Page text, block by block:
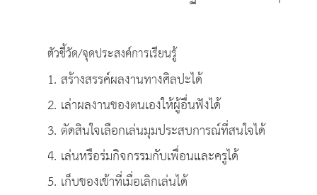
ตัวชี้วัด/จุดประสงค์การเรียนรู้
1. สร้างสรรค์ผลงานทางศิลปะได้
2. เล่าผลงานของตนเองให้ผู้อื่นฟังได้
3. ตัดสินใจเลือกเล่นมุมประสบการณ์ที่สนใจได้
4. เล่นหรือร่มกิจกรรมกับเพื่อนและครูได้
5. เก็บของเข้าที่เมื่อเลิกเล่นได้